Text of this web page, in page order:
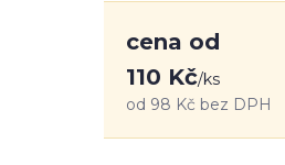
cena od
110 Kč/ks
od 98 Kč bez DPH